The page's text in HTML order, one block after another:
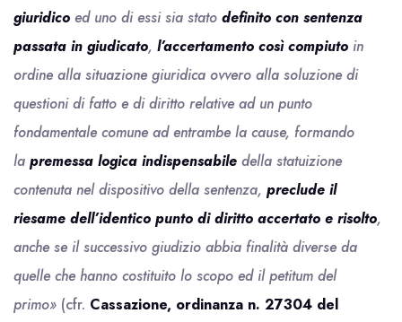
giuridico ed uno di essi sia stato definito con sentenza
passata in giudicato, l’accertamento così compiuto in
ordine alla situazione giuridica ovvero alla soluzione di
questioni di fatto e di diritto relative ad un punto
fondamentale comune ad entrambe la cause, formando
la premessa logica indispensabile della statuizione
contenuta nel dispositivo della sentenza, preclude il
riesame dell’identico punto di diritto accertato e risolto,
anche se il successivo giudizio abbia finalità diverse da
quelle che hanno costituito lo scopo ed il petitum del
primo» (cfr. Cassazione, ordinanza n. 27304 del